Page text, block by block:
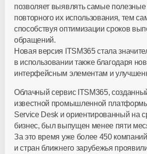
позволяет выявлять самые полезные
повторного их использования, тем
способствуя оптимизации сроков
обращений.
Новая версия ITSM365 стала
в использовании также благодаря
интерфейсным элементам и
Облачный сервис ITSM365,
известной промышленной
Service Desk и ориентированный на
бизнес, был выпущен менее пяти
За это время уже более 450
и стран ближнего зарубежья